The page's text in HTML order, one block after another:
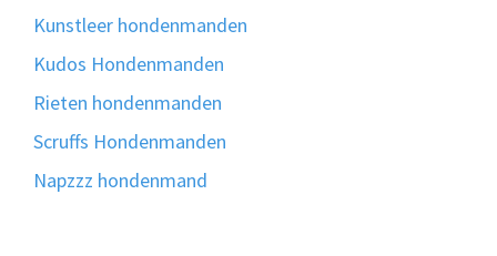
Kunstleer hondenmanden
Kudos Hondenmanden
Rieten hondenmanden
Scruffs Hondenmanden
Napzzz hondenmand